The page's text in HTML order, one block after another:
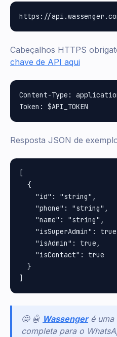
Cabeçalhos HTTPS
chave de API aqui
Content-Type:
Resposta JSON de
[
  {
    "id": "string",
    "phone": "string",
    "name": "string",
"isSuperAdmin":
    "isAdmin": true,
    "isContact": true
  }
🤩 🤖 Wassenger é uma
completa para o